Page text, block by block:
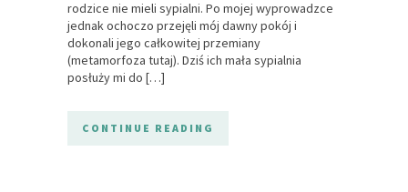
rodzice nie mieli sypialni. Po mojej wyprowadzce
jednak ochoczo przejęli mój dawny pokój i
dokonali jego całkowitej przemiany
(metamorfoza tutaj). Dziś ich mała sypialnia
posłuży mi do […]
CONTINUE READING